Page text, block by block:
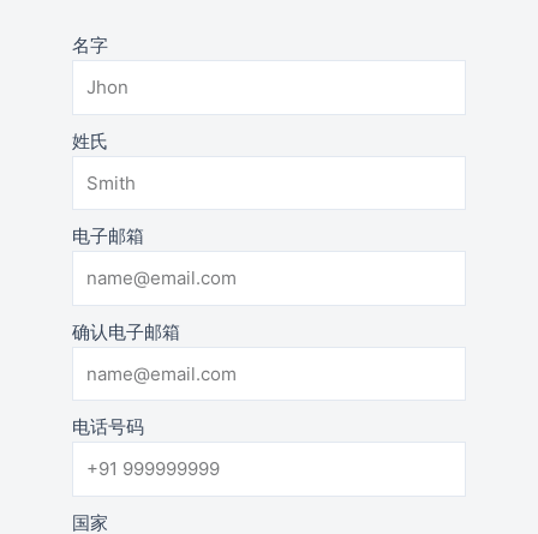
名字
姓氏
电子邮箱
确认电子邮箱
电话号码
国家